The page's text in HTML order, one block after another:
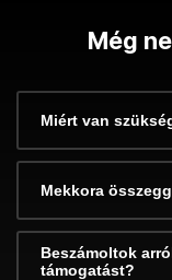
Még
Miért van
Mekkora
Beszámoltok
támogatást?